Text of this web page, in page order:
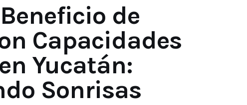
de
Capacidades
Yucatán:
Sonrisas